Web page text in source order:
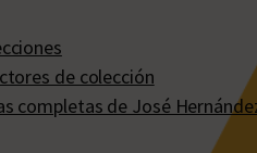
de colección
completas de José